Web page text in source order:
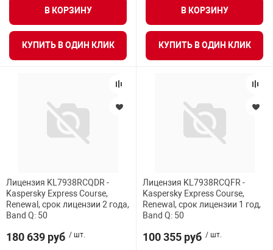
В КОРЗИНУ
КУПИТЬ В ОДИН КЛИК
В КОРЗИНУ
КУПИТЬ В ОДИН КЛИК
Лицензия KL7938RCQDR -
Kaspersky Express Course,
Renewal, срок лицензии 2 года,
Band Q: 50
180 639 руб / шт.
Лицензия KL7938RCQFR -
Kaspersky Express Course,
Renewal, срок лицензии 1 год,
Band Q: 50
100 355 руб / шт.